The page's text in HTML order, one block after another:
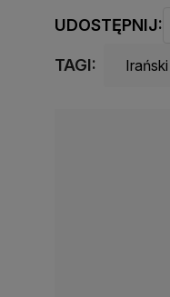
UDOSTĘPNIJ:
TAGI: